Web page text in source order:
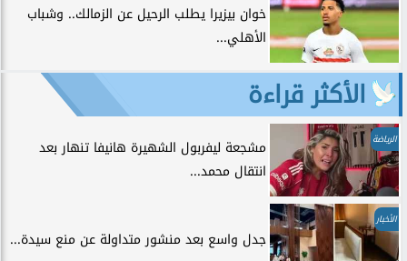
خوان بيزيرا يطلب الرحيل عن الزمالك.. وشباب
الأهلي...
الأكثر قراءة
الرياضة
مشجعة ليفربول الشهيرة هانيفا تنهار بعد
انتقال محمد...
الأخبار
جدل واسع بعد منشور متداولة عن منع سيدة...